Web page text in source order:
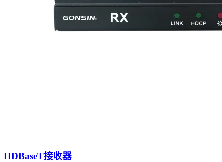
HDBaseT接收器